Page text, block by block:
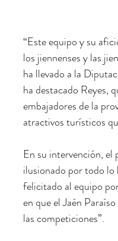
“Este equipo y su
los jiennenses y las
ha llevado a la
ha destacado Reyes,
embajadores de la
atractivos turísticos
En su intervención, el
ilusionado por todo lo
felicitado al equipo
en que el Jaén
las competiciones”.